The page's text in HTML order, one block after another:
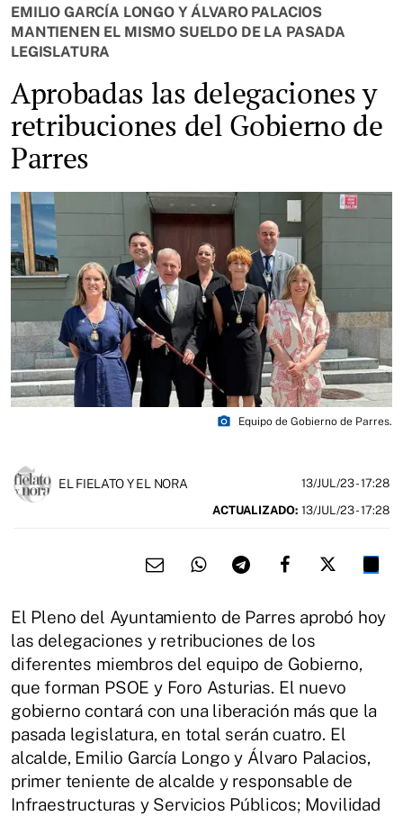
EMILIO GARCÍA LONGO Y ÁLVARO PALACIOS
MANTIENEN EL MISMO SUELDO DE LA PASADA
LEGISLATURA
Aprobadas las delegaciones y
retribuciones del Gobierno de
Parres
photo_camera Equipo de Gobierno de Parres.
EL FIELATO Y EL NORA 13/JUL/23- 17:28
ACTUALIZADO: 13/JUL/23 - 17:28
El Pleno del Ayuntamiento de Parres aprobó hoy
las delegaciones y retribuciones de los
diferentes miembros del equipo de Gobierno,
que forman PSOE y Foro Asturias. El nuevo
gobierno contará con una liberación más que la
pasada legislatura, en total serán cuatro. El
alcalde, Emilio García Longo y Álvaro Palacios,
primer teniente de alcalde y responsable de
Infraestructuras y Servicios Públicos; Movilidad